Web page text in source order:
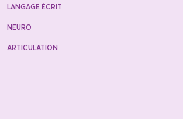
LANGAGE ÉCRIT
NEURO
ARTICULATION